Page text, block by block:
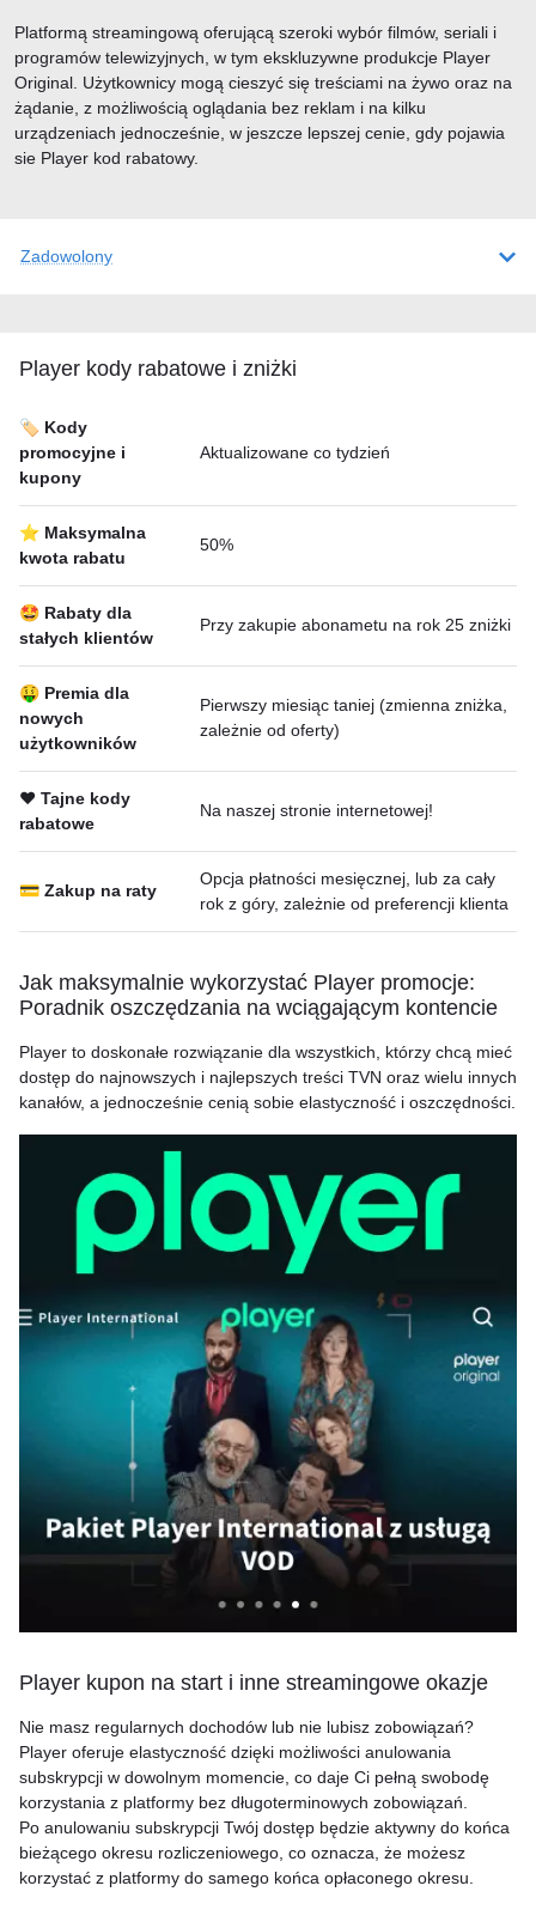
Zadowolony
Player kody rabatowe i zniżki
🏷️ Kody
promocyjne i
kupony
Aktualizowane co tydzień
⭐ Maksymalna
kwota rabatu
50%
🤩 Rabaty dla
stałych klientów
Przy zakupie abonametu na rok 25 zniżki
🤑 Premia dla
nowych
użytkowników
Pierwszy miesiąc taniej (zmienna zniżka,
zależnie od oferty)
❤️ Tajne kody
rabatowe
Na naszej stronie internetowej!
💳 Zakup na raty
Opcja płatności mesięcznej, lub za cały
rok z góry, zależnie od preferencji klienta
Jak maksymalnie wykorzystać Player promocje:
Poradnik oszczędzania na wciągającym kontencie
Player to doskonałe rozwiązanie dla wszystkich, którzy chcą mieć
dostęp do najnowszych i najlepszych treści TVN oraz wielu innych
kanałów, a jednocześnie cenią sobie elastyczność i oszczędności.
Player kupon na start i inne streamingowe okazje
Nie masz regularnych dochodów lub nie lubisz zobowiązań?
Player oferuje elastyczność dzięki możliwości anulowania
subskrypcji w dowolnym momencie, co daje Ci pełną swobodę
korzystania z platformy bez długoterminowych zobowiązań.
Po anulowaniu subskrypcji Twój dostęp będzie aktywny do końca
bieżącego okresu rozliczeniowego, co oznacza, że możesz
korzystać z platformy do samego końca opłaconego okresu.
Platformą streamingową oferującą szeroki wybór filmów, seriali i
programów telewizyjnych, w tym ekskluzywne produkcje Player
Original. Użytkownicy mogą cieszyć się treściami na żywo oraz na
żądanie, z możliwością oglądania bez reklam i na kilku
urządzeniach jednocześnie, w jeszcze lepszej cenie, gdy pojawia
sie Player kod rabatowy.